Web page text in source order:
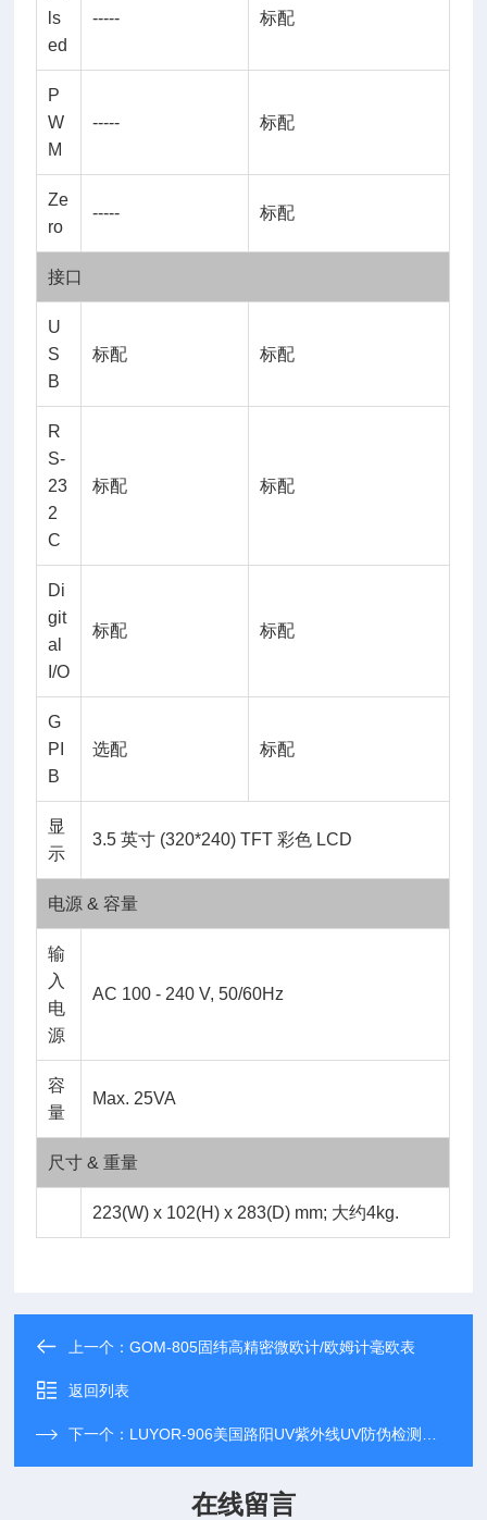
ls
ed
----- 标配
P
W
M
----- 标配
Ze
ro
----- 标配
接口
U
S
B
标配 标配
R
S-
23
2
C
标配 标配
Di
git
al
I/O
标配 标配
G
PI
B
选配 标配
显
示
3.5 英寸 (320*240) TFT 彩色 LCD
电源 & 容量
输
入
电
源
AC 100 - 240 V, 50/60Hz
容
量
Max. 25VA
尺寸 & 重量
223(W) x 102(H) x 283(D) mm; 大约4kg.
上一个：GOM-805固纬高精密微欧计/欧姆计毫欧表
返回列表
下一个： LUYOR-906美国路阳UV紫外线UV防伪检测频闪仪
在线留言